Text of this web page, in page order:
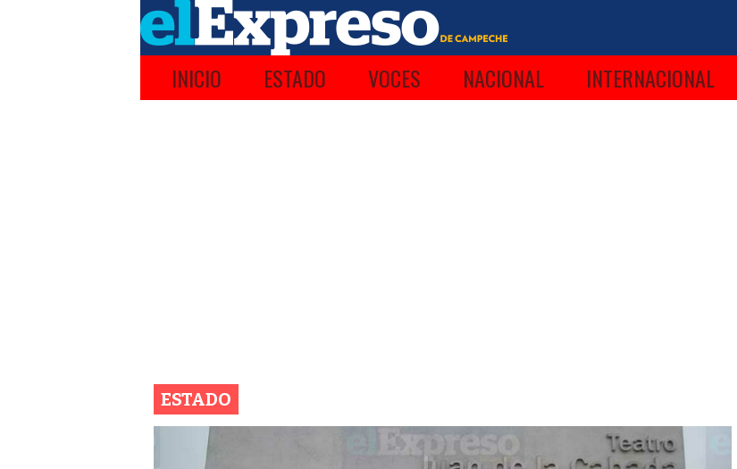
INICIO ESTADO VOCES NACIONAL INTERNACIONAL
ESTADO